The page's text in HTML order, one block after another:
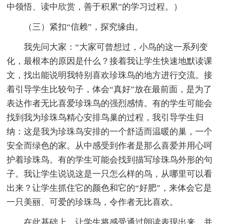
中领悟、读中欣赏，善于积累”的学习过程。）
（三）紧扣“信赖”，探究缘由。
我先问大家：“大家可曾想过，小鸟的这一系列变
化，最根本的原因是什么？接着我让学生快速地默读课
文，找出能说明我特别喜欢珍珠鸟的地方进行交流。接
着引导学生比较句子，体会“真好”放在最前面，是为了
表达作者无比喜爱珍珠鸟的强烈感情。有的学生可能会
找到我为珍珠鸟精心安排鸟巢的过程，我引导学生归
纳：这是我为珍珠鸟安排的一个舒适而温暖的巢，一个
安全而绿色的家。从中感受到作者是那么喜爱并用心呵
护着珍珠鸟。有的学生可能会找到描写珍珠鸟外形的句
子。我让学生说说这是一只怎么样的鸟，从哪里可以看
出来？让学生抓住它的颜色和它的“好肥”，来体会它是
一只美丽、可爱的珍珠鸟，令作者无比喜欢。